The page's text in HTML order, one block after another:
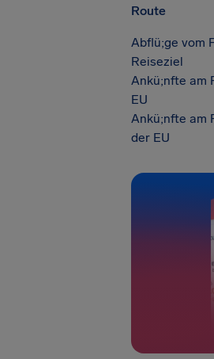
Route
Abflü;ge vom
Reiseziel
Ankü;nfte am
EU
Ankü;nfte am
der EU